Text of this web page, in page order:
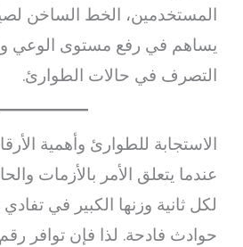
المستخدمين، الخط الساخن
يساهم في رفع مستوى الوعي
التصرف في حالات الطوارئ.
الاستجابة للطوارئ وأهمية
عندما يتعلق الأمر بالأزمات
لكل ثانية وزنها الكبير في
حوادث فادحة. لذا فإن توافر